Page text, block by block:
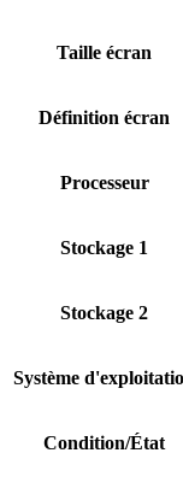
Taille écran
Définition écran
Processeur
Stockage 1
Stockage 2
Système
Condition/État